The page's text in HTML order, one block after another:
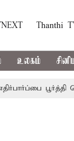
Thanthi
உலகம்
பூர்த்தி